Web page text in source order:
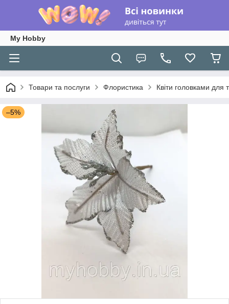
My Hobby
Товари та послуги Флористика Квіти головками для
–5%